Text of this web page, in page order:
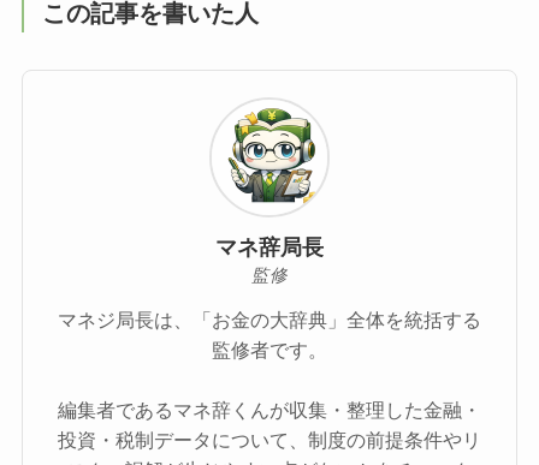
この記事を書いた人
マネ辞局長
監修
マネジ局長は、「お金の大辞典」全体を統括する
監修者です。
編集者であるマネ辞くんが収集・整理した金融・
投資・税制データについて、制度の前提条件やリ